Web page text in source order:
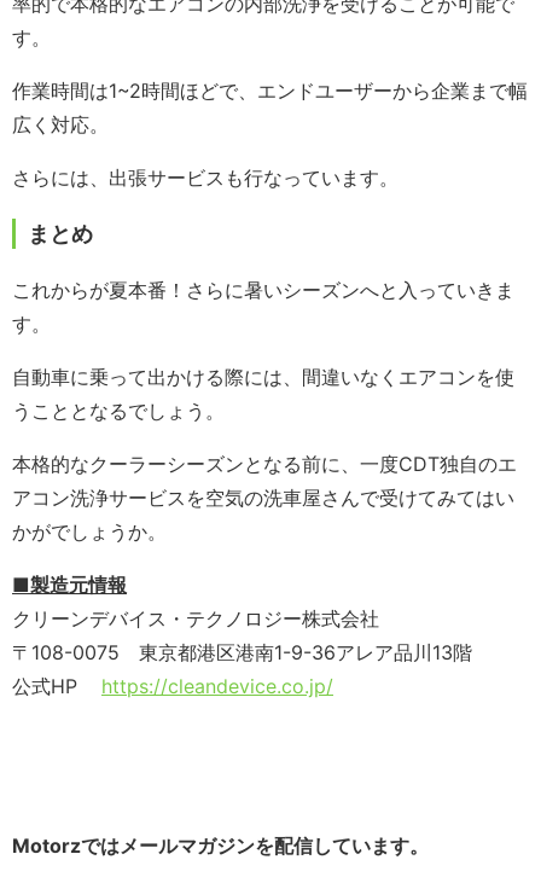
す。
作業時間は1~2時間ほどで、エンドユーザーから企業まで幅
広く対応。
さらには、出張サービスも行なっています。
まとめ
これからが夏本番！さらに暑いシーズンへと入っていきま
す。
自動車に乗って出かける際には、間違いなくエアコンを使
うこととなるでしょう。
本格的なクーラーシーズンとなる前に、一度CDT独自のエ
アコン洗浄サービスを空気の洗車屋さんで受けてみてはい
かがでしょうか。
■製造元情報
クリーンデバイス・テクノロジー株式会社
〒108-0075 東京都港区港南1-9-36アレア品川13階
公式HP https://cleandevice.co.jp/
Motorzではメールマガジンを配信しています。